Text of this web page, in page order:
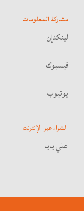
مشاركة المعلومات
لينكدإن
فيسبوك
يوتيوب
الشراء عبر الإنترنت
علي بابا